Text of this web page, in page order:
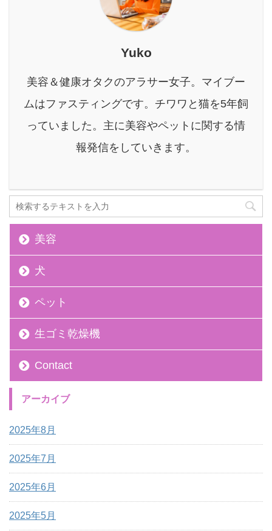
そして美容や健康に役立
つように楽しむための、
介します。 効果を最大限
のコツや、他では見かけ
ないオリジナルレシピも
ば、今年の夏は酵素ドリ
ンクが手放せない、美味
Yuko
美容＆健康オタクのアラサー女子。マイブー
ムはファスティングです。チワワと猫を5年飼
っていました。主に美容やペットに関する情
報発信をしていきます。
美容
犬
ペット
生ゴミ乾燥機
Contact
アーカイブ
2025年8月
2025年7月
2025年6月
2025年5月